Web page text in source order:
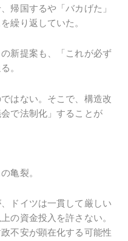
帰国するや「バカげた」
繰り返していた。
新提案も、「これが必ず
。
はない。そこで、構造改
で法制化」することが
亀裂。
ドイツは一貫して厳しい
の資金投入を許さない。
不安が顕在化する可能性